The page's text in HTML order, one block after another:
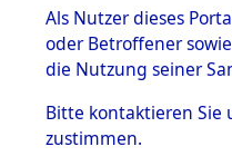
Inhaftierungsdoku
mente
5. Verschiedenes
Todesmärsche
5.3.1 Alliierte
Als Nutzer dieses
oder Betroffener
die Nutzung seiner
Bitte kontaktieren Sie
zustimmen.